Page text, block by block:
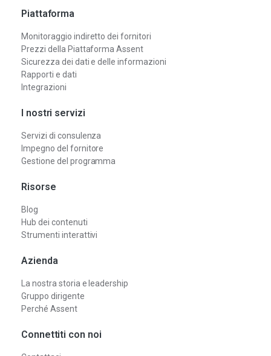
Piattaforma
Monitoraggio indiretto dei fornitori
Prezzi della Piattaforma Assent
Sicurezza dei dati e delle informazioni
Rapporti e dati
Integrazioni
I nostri servizi
Servizi di consulenza
Impegno del fornitore
Gestione del programma
Risorse
Blog
Hub dei contenuti
Strumenti interattivi
Azienda
La nostra storia e leadership
Gruppo dirigente
Perché Assent
Connettiti con noi